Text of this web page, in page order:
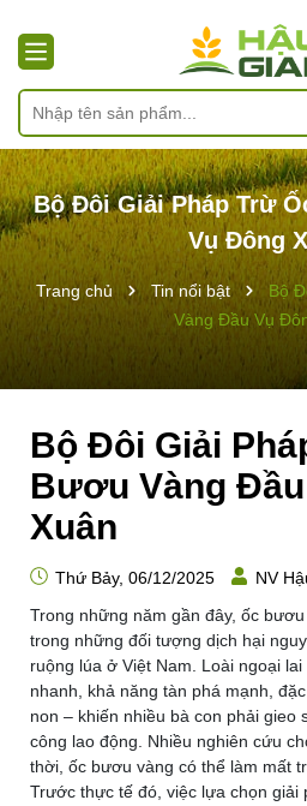
Bộ Đôi Giải Pháp Trừ
Vụ Đông
Trang chủ Tin nổi bật
Bộ
Vàng Đầu Vụ
Bộ Đôi Giải
Bươu Vàng
Xuân
Thứ Bảy, 06/12/2025
NV
Trong những năm gần đây, ốc
trong những đối tượng dịch hại
ruộng lúa ở Việt Nam. Loài ngoại
nhanh, khả năng tàn phá mạnh,
non – khiến nhiều bà con phải gieo
công lao động. Nhiều nghiên cứu
thời, ốc bươu vàng có thể làm mất
Trước thực tế đó, việc lựa chọn giải